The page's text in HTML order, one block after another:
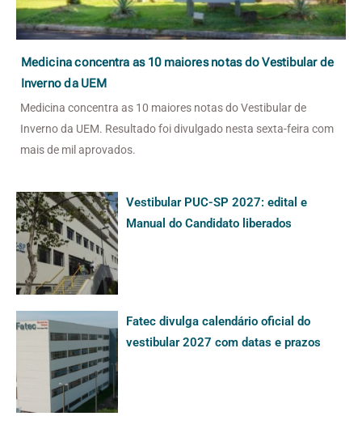
Medicina concentra as 10 maiores notas do Vestibular de
Inverno da UEM
Medicina concentra as 10 maiores notas do Vestibular de
Inverno da UEM. Resultado foi divulgado nesta sexta-feira com
mais de mil aprovados.
Vestibular PUC-SP 2027: edital e
Manual do Candidato liberados
Fatec divulga calendário oficial do
vestibular 2027 com datas e prazos